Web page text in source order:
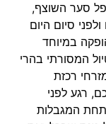
סער השוצף,
סיום היום
במיוחד
המסורתי בהרי
רכזת
רגע לפני
המגבלות